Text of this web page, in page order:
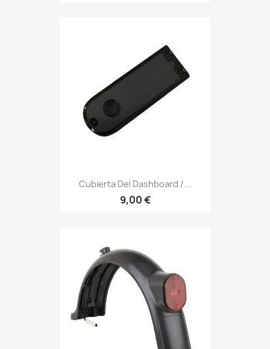
Cubierta Del Dashboard /...
9,00 €